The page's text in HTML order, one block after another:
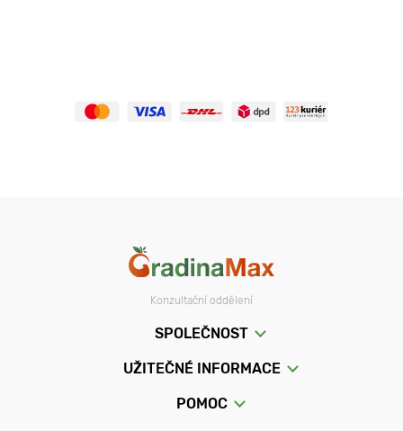
Konzultační oddělení
SPOLEČNOST
UŽITEČNÉ INFORMACE
POMOC